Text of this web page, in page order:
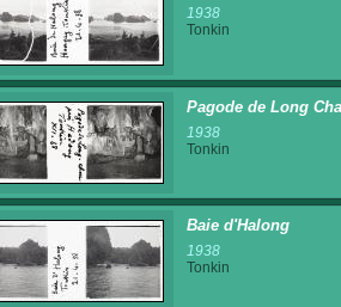
1938
Tonkin
Pagode de Long
1938
Tonkin
Baie d'Halong
1938
Tonkin